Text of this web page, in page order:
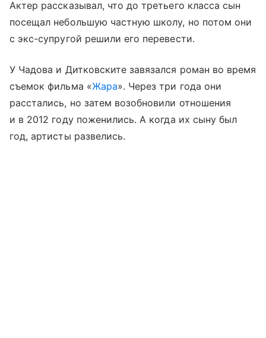
Актер рассказывал, что до третьего класса сын
посещал небольшую частную школу, но потом они
с экс-супругой решили его перевести.
У Чадова и Дитковските завязался роман во время
съемок фильма «Жара». Через три года они
расстались, но затем возобновили отношения
и в 2012 году поженились. А когда их сыну был
год, артисты развелись.